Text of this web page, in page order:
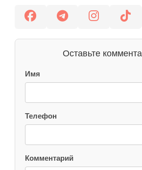
Оставьте
Имя
Телефон
Комментарий